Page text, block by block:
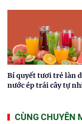
Bí quyết tươi trẻ làn
nước ép trái cây tự
CÙNG CHUYÊN